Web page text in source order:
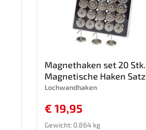
Magnethaken set 20 Stk.
Magnetische Haken Satz
Lochwandhaken
€ 19,95
Gewicht: 0.864 kg